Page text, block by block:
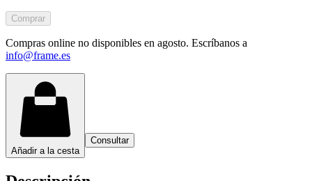
Comprar
Compras online no disponibles en agosto. Escríbanos a
info@frame.es
Añadir a la cesta
Consultar